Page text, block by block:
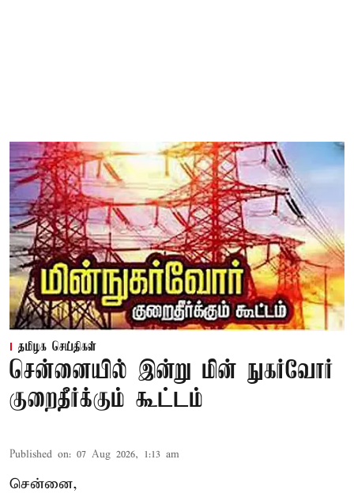
தமிழக செய்திகள்
சென்னையில் இன்று மின் நுகர்வோர்
குறைதீர்க்கும் கூட்டம்
Published on: 07 Aug 2026, 1:13 am
சென்னை,